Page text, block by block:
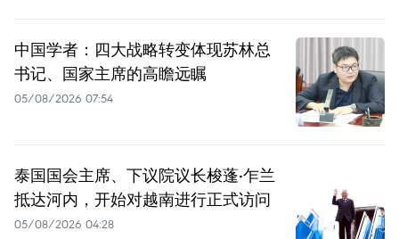
中国学者：四大战略转变体现苏林总
书记、国家主席的高瞻远瞩
05/08/2026 07:54
泰国国会主席、下议院议长梭蓬·乍兰
抵达河内，开始对越南进行正式访问
05/08/2026 04:28